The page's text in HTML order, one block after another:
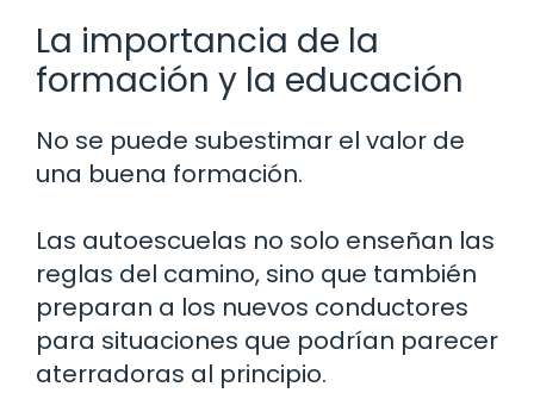
La importancia de la
formación y la educación
No se puede subestimar el valor de
una buena formación.
Las autoescuelas no solo enseñan las
reglas del camino, sino que también
preparan a los nuevos conductores
para situaciones que podrían parecer
aterradoras al principio.